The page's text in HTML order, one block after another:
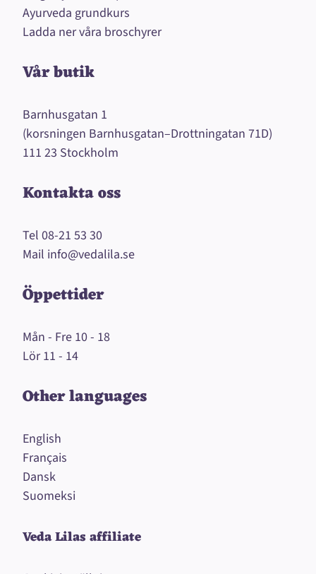
Ayurveda grundkurs
Ladda ner våra broschyrer
Vår butik
Barnhusgatan 1
(korsningen Barnhusgatan–Drottningatan 71D)
111 23 Stockholm
Kontakta oss
Tel 08-21 53 30
Mail info@vedalila.se
Veda Lilas affiliate
Öppettider
Mån - Fre 10 - 18
Lör 11 - 14
Other languages
English
Français
Dansk
Suomeksi